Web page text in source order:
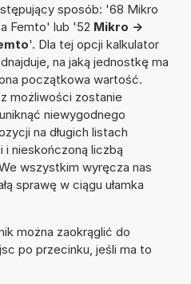
sposób: '68 Mikro
Femto' lub '52 Mikro ->
'. Dla tej opcji kalkulator
na jaką jednostkę ma
początkowa wartość.
możliwości zostanie
niewygodnego
na długich listach
i nieskończoną liczbą
wszystkim wyręcza nas
sprawę w ciągu ułamka
można zaokrąglić do
po przecinku, jeśli ma to